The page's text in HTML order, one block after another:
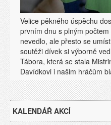
Velice pěkného úspěchu
prvním dnu s plným
nevedlo, ale přesto se
soutěži dívek si výborně
Tábora, která se stala
Davídkovi i našim hráčům
KALENDÁŘ AKCÍ